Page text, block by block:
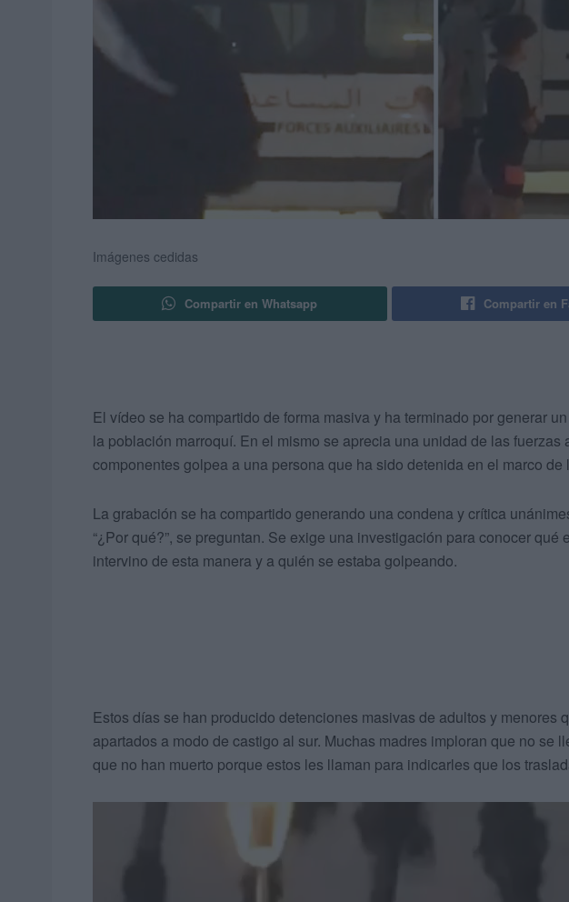
Imágenes cedidas
Compartir en Whatsapp Compartir en
El vídeo se ha compartido de forma masiva y ha terminado por generar
la población marroquí. En el mismo se aprecia una unidad de las fuerzas
componentes golpea a una persona que ha sido detenida en el marco
La grabación se ha compartido generando una condena y crítica
“¿Por qué?”, se preguntan. Se exige una investigación para conocer qué
intervino de esta manera y a quién se estaba golpeando.
Estos días se han producido detenciones masivas de adultos y menores
apartados a modo de castigo al sur. Muchas madres imploran que no se
que no han muerto porque estos les llaman para indicarles que los